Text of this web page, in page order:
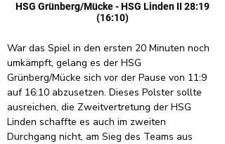
HSG Grünberg/Mücke - HSG Linden II 28:19
(16:10)
War das Spiel in den ersten 20 Minuten noch
umkämpft, gelang es der HSG
Grünberg/Mücke sich vor der Pause von 11:9
auf 16:10 abzusetzen. Dieses Polster sollte
ausreichen, die Zweitvertretung der HSG
Linden schaffte es auch im zweiten
Durchgang nicht, am Sieg des Teams aus